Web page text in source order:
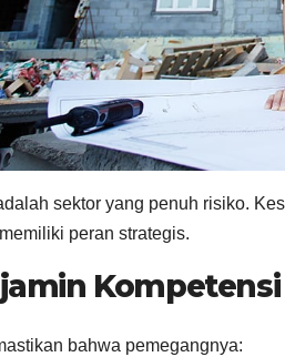
sektor yang penuh risiko.
peran strategis.
bahwa pemegangnya: